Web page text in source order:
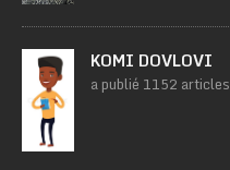
KOMI DOVLOVI
a publié 1152 articles